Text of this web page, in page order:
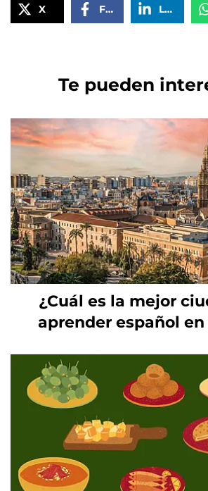
X Facebook LinkedIn
Te pueden
¿Cuál es la mejor
aprender español en